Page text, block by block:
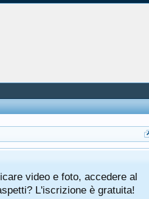
video e foto, accedere al
L'iscrizione è gratuita!